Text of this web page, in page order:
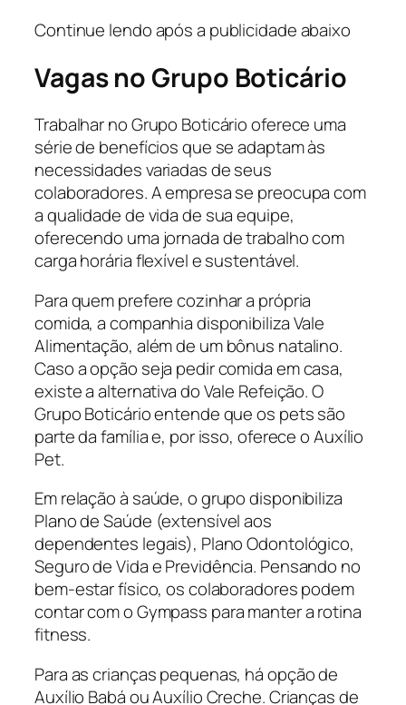
Continue lendo após a publicidade abaixo
Vagas noGrupo Boticário
Trabalhar no Grupo Boticário oferece uma
série de benefícios que se adaptam às
necessidades variadas de seus
colaboradores. A empresa se preocupa com
a qualidade de vida de sua equipe,
oferecendo uma jornada de trabalho com
carga horária flexível e sustentável.
Para quem prefere cozinhar a própria
comida, a companhia disponibiliza Vale
Alimentação, além de um bônus natalino.
Caso a opção seja pedir comida em casa,
existe a alternativa do Vale Refeição. O
Grupo Boticário entende que os pets são
parte da família e, por isso, oferece o Auxílio
Pet.
Em relação à saúde, o grupo disponibiliza
Plano de Saúde (extensível aos
dependentes legais), Plano Odontológico,
Seguro de Vida e Previdência. Pensando no
bem-estar físico, os colaboradores podem
contar com o Gympass para manter a rotina
fitness.
Para as crianças pequenas, há opção de
Auxílio Babá ou Auxílio Creche. Crianças de